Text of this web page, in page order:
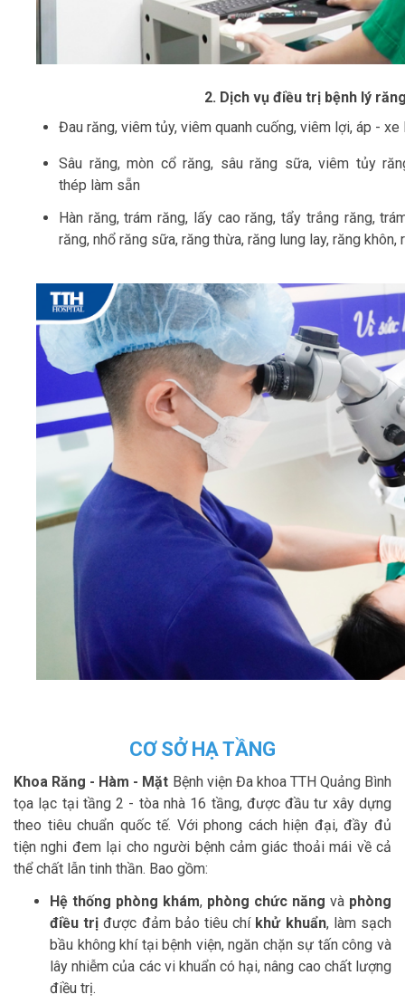
2. Dịch vụ điều trị bệnh lý
Đau răng, viêm tủy, viêm quanh cuống, viêm lợi, áp - xe
Sâu răng, mòn cổ răng, sâu răng sữa, viêm tủy
thép làm sẵn
Hàn răng, trám răng, lấy cao răng, tẩy trắng răng,
răng, nhổ răng sữa, răng thừa, răng lung lay, răng khôn,
CƠ SỞ HẠ TẦNG
Khoa Răng - Hàm - Mặt Bệnh viện Đa khoa TTH Quảng Bình
tọa lạc tại tầng 2 - tòa nhà 16 tầng, được đầu tư xây dựng
theo tiêu chuẩn quốc tế. Với phong cách hiện đại, đầy đủ
tiện nghi đem lại cho người bệnh cảm giác thoải mái về cả
thể chất lẫn tinh thần. Bao gồm:
Hệ thống phòng khám, phòng chức năng và phòng
điều trịđược đảm bảo tiêu chí khử khuẩn, làm sạch
bầu không khí tại bệnh viện, ngăn chặn sự tấn công và
lây nhiễm của các vi khuẩn có hại, nâng cao chất lượng
điều trị.